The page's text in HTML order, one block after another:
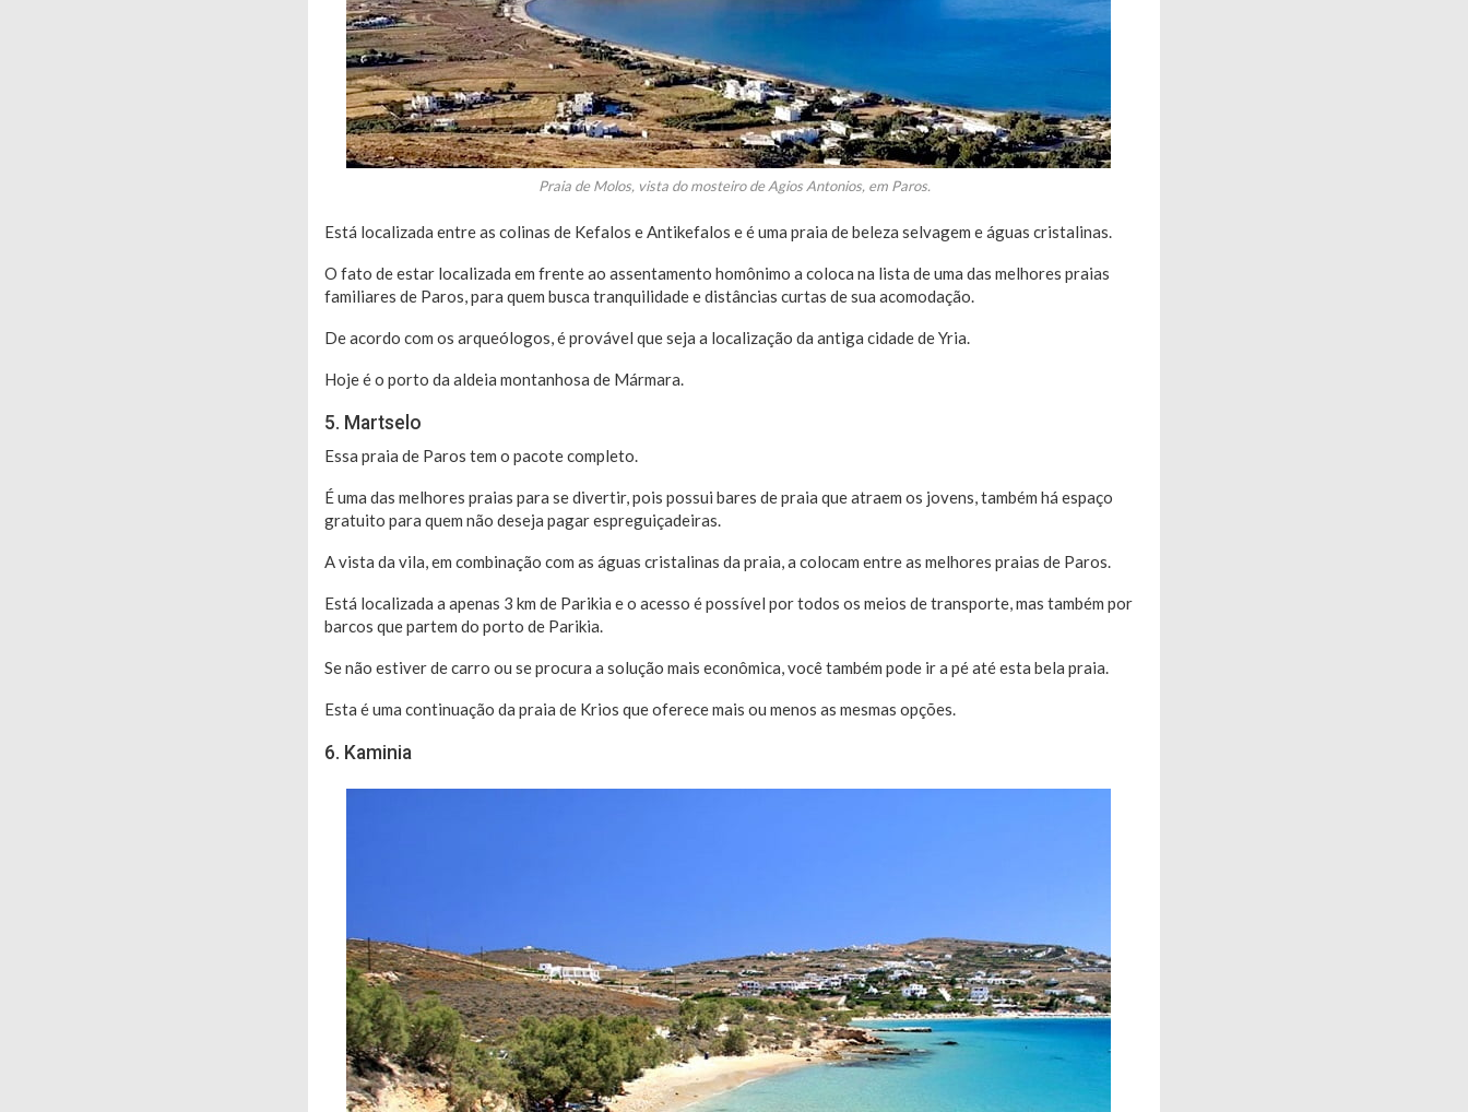
Praia de Molos, vista do mosteiro de Agios Antonios, em Paros.
Está localizada entre as colinas de Kefalos e Antikefalos e é uma praia de beleza selvagem e águas cristalinas.
O fato de estar localizada em frente ao assentamento homônimo a coloca na lista de uma das melhores praias
familiares de Paros, para quem busca tranquilidade e distâncias curtas de sua acomodação.
De acordo com os arqueólogos, é provável que seja a localização da antiga cidade de Yria.
Hoje é o porto da aldeia montanhosa de Mármara.
5. Martselo
Essa praia de Paros tem o pacote completo.
É uma das melhores praias para se divertir, pois possui bares de praia que atraem os jovens, também há espaço
gratuito para quem não deseja pagar espreguiçadeiras.
A vista da vila, em combinação com as águas cristalinas da praia, a colocam entre as melhores praias de Paros.
Está localizada a apenas 3 km de Parikia e o acesso é possível por todos os meios de transporte, mas também por
barcos que partem do porto de Parikia.
Se não estiver de carro ou se procura a solução mais econômica, você também pode ir a pé até esta bela praia.
Esta é uma continuação da praia de Krios que oferece mais ou menos as mesmas opções.
6. Kaminia